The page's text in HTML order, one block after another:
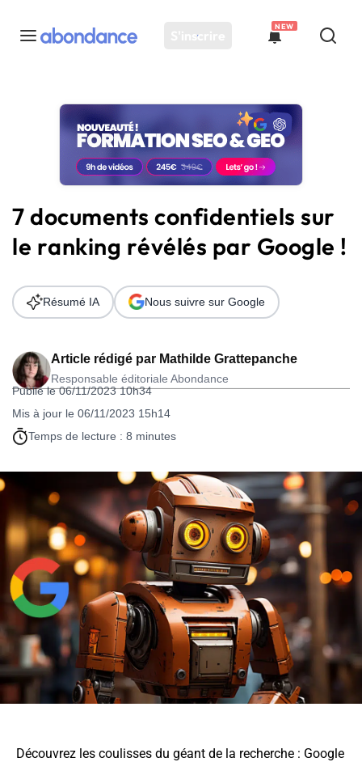
S'inscrire
NEW
Toutes les actus
Actus SEO
Plateforme
Solutions
Ressources
Audit SEO
7 documents confidentiels sur
le ranking révélés par Google !
Article rédigé par Mathilde Grattepanche
Responsable éditoriale Abondance
Publié le 06/11/2023 10h34
Mis à jour le 06/11/2023 15h14
Temps de lecture : 8 minutes
Résumé IA Nous suivre sur Google
Découvrez les coulisses du géant de la recherche : Google